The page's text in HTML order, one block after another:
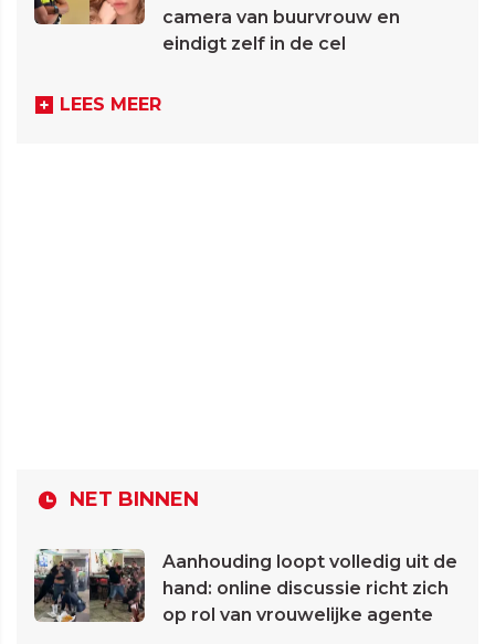
camera van buurvrouw en
eindigt zelf in de cel
LEES MEER
NET BINNEN
Aanhouding loopt volledig uit de
hand: online discussie richt zich
op rol van vrouwelijke agente